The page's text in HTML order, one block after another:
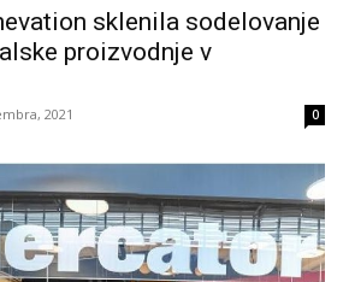
sklenila sodelovanje
proizvodnje v
2021 0